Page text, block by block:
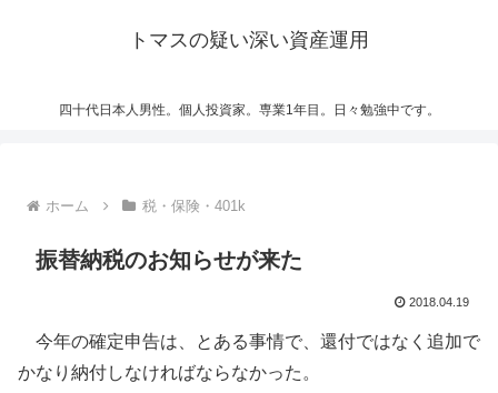
トマスの疑い深い資産運用
四十代日本人男性。個人投資家。専業1年目。日々勉強中です。
ホーム 税・保険・401k
振替納税のお知らせが来た
2018.04.19
今年の確定申告は、とある事情で、還付ではなく追加で
かなり納付しなければならなかった。